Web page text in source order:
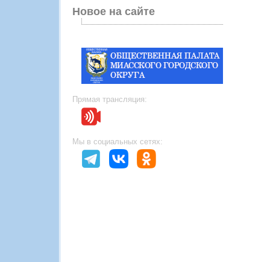
Новое на сайте
Прямая трансляция:
Мы в социальных сетях: